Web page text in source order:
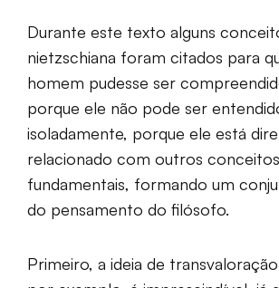
Durante este texto alguns
nietzschiana foram citados para
homem pudesse ser
porque ele não pode ser
isoladamente, porque ele está
relacionado com outros conceitos
fundamentais, formando um
do pensamento do filósofo.
Primeiro, a ideia de